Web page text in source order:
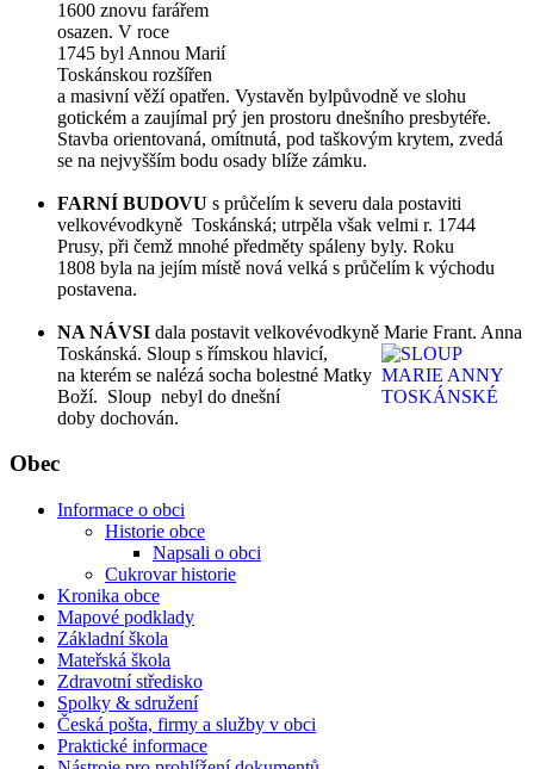
1600 znovu farářem
osazen. V roce
1745 byl Annou Marií
Toskánskou rozšířen
a masivní věží opatřen. Vystavěn bylpůvodně ve slohu
gotickém a zaujímal prý jen prostoru dnešního presbytéře.
Stavba orientovaná, omítnutá, pod taškovým krytem, zvedá
se na nejvyšším bodu osady blíže zámku.
FARNÍ BUDOVU s průčelím k severu dala postaviti
velkovévodkyně Toskánská; utrpěla však velmi r. 1744
Prusy, při čemž mnohé předměty spáleny byly. Roku
1808 byla na jejím místě nová velká s průčelím k východu
postavena.
NA NÁVSI dala postavit velkovévodkyně Marie Frant. Anna
Toskánská. Sloup s římskou hlavicí,
na kterém se nalézá socha bolestné Matky
Boží. Sloup nebyl do dnešní
doby dochován.
Obec
Informace o obci
Historie obce
Napsali o obci
Cukrovar historie
Kronika obce
Mapové podklady
Základní škola
Mateřská škola
Zdravotní středisko
Spolky & sdružení
Česká pošta, firmy a služby v obci
Praktické informace